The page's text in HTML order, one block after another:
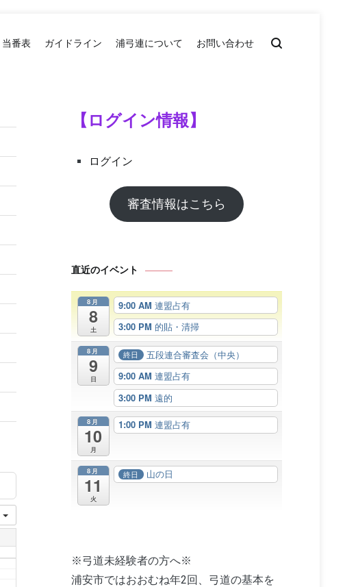
当番表 ガイドライン 浦弓連について お問い合わせ
【ログイン情報】
ログイン
審査情報はこちら
直近のイベント
8月
8
土
9:00 AM 連盟占有
3:00 PM 的貼・清掃
8月
9
日
終日
五段連合審査会（中央）
9:00 AM 連盟占有
3:00 PM 遠的
8月
10
月
1:00 PM 連盟占有
8月
11
火
終日 山の日
※弓道未経験者の方へ※
浦安市ではおおむね年2回、弓道の基本を